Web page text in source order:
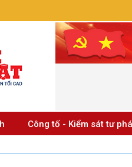
Công tố - Kiểm sát tư